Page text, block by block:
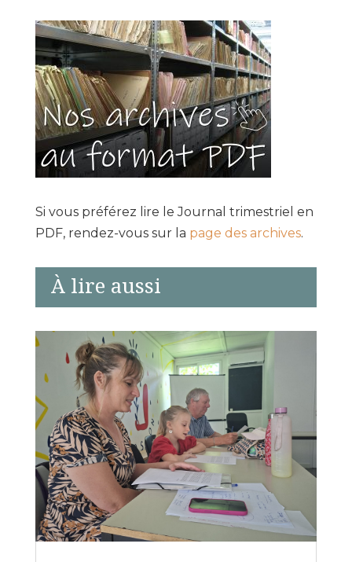
Si vous préférez lire le Journal trimestriel en
PDF, rendez-vous sur la page des archives.
À lire aussi